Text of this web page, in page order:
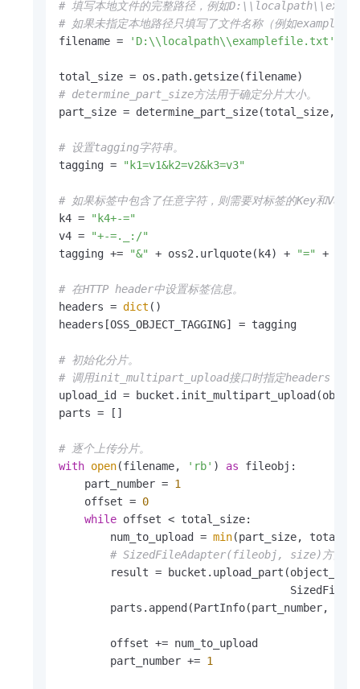
# 填写本地文件的完整路径，例如
# 如果未指定本地路径只填写了文件名称（例如
filename =
'D:\\localpath\\examplefile.txt'
# determine_part_size方法用于确定分片大小。
part_size = determine_part_size(total_size,
# 设置tagging字符串。
tagging =
"k1=v1&k2=v2&k3=v3"
# 如果标签中包含了任意字符，则需要对标签的Key和Value
k4 =
"k4+-="
v4 =
"+-=._:/"
tagging +=
"&" + oss2.urlquote(k4) + "=" +
# 在HTTP header中设置标签信息。
headers = dict ()
headers[OSS_OBJECT_TAGGING] = tagging
# 初始化分片。
# 调用init_multipart_upload接口时指定headers，将会
upload_id =
parts = []
# 逐个上传分片。
with open(filename, 'rb' ) as fileobj:
    part_number =
1
    offset =
0
while offset < total_size:
        num_to_upload =
min(part_size,
# SizedFileAdapter(fileobj, size)方法会生成
result =
parts.append(PartInfo(part_number,
        offset += num_to_upload
        part_number +=
1